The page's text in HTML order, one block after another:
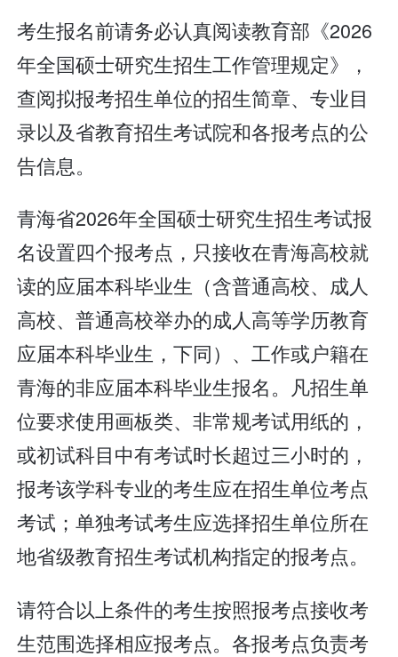
考生报名前请务必认真阅读教育部《2026
年全国硕士研究生招生工作管理规定》，
查阅拟报考招生单位的招生简章、专业目
录以及省教育招生考试院和各报考点的公
告信息。
青海省2026年全国硕士研究生招生考试报
名设置四个报考点，只接收在青海高校就
读的应届本科毕业生（含普通高校、成人
高校、普通高校举办的成人高等学历教育
应届本科毕业生，下同）、工作或户籍在
青海的非应届本科毕业生报名。凡招生单
位要求使用画板类、非常规考试用纸的，
或初试科目中有考试时长超过三小时的，
报考该学科专业的考生应在招生单位考点
考试；单独考试考生应选择招生单位所在
地省级教育招生考试机构指定的报考点。
请符合以上条件的考生按照报考点接收考
生范围选择相应报考点。各报考点负责考